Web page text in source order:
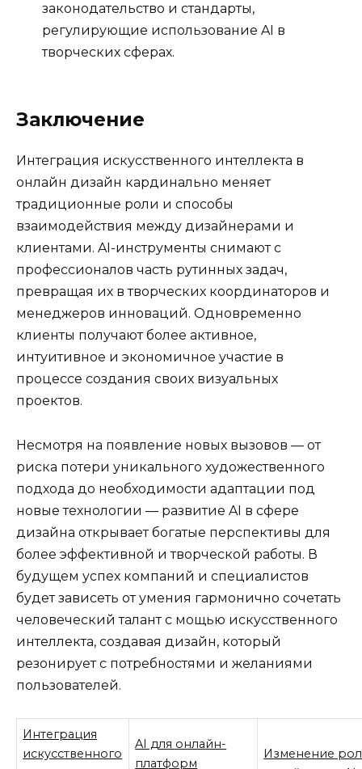
законодательство и стандарты,
регулирующие использование AI в
творческих сферах.
Заключение
Интеграция искусственного интеллекта в
онлайн дизайн кардинально меняет
традиционные роли и способы
взаимодействия между дизайнерами и
клиентами. AI-инструменты снимают с
профессионалов часть рутинных задач,
превращая их в творческих координаторов и
менеджеров инноваций. Одновременно
клиенты получают более активное,
интуитивное и экономичное участие в
процессе создания своих визуальных
проектов.
Несмотря на появление новых вызовов — от
риска потери уникального художественного
подхода до необходимости адаптации под
новые технологии — развитие AI в сфере
дизайна открывает богатые перспективы для
более эффективной и творческой работы. В
будущем успех компаний и специалистов
будет зависеть от умения гармонично сочетать
человеческий талант с мощью искусственного
интеллекта, создавая дизайн, который
резонирует с потребностями и желаниями
пользователей.
Интеграция
искусственного
AI для онлайн-
платформ
Изменение